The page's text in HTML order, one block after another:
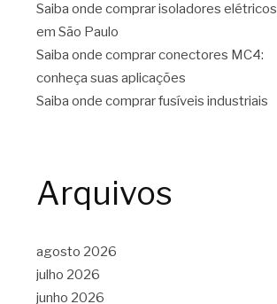
Saiba onde comprar isoladores elétricos
em São Paulo
Saiba onde comprar conectores MC4:
conheça suas aplicações
Saiba onde comprar fusíveis industriais
Arquivos
agosto 2026
julho 2026
junho 2026